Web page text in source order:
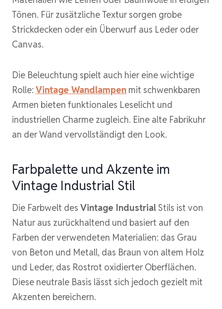
Tönen. Für zusätzliche Textur sorgen grobe
Strickdecken oder ein Überwurf aus Leder oder
Canvas.
Die Beleuchtung spielt auch hier eine wichtige
Rolle: Vintage Wandlampen mit schwenkbaren
Armen bieten funktionales Leselicht und
industriellen Charme zugleich. Eine alte Fabrikuhr
an der Wand vervollständigt den Look.
Farbpalette und Akzente im
Vintage Industrial Stil
Die Farbwelt des Vintage Industrial Stils ist von
Natur aus zurückhaltend und basiert auf den
Farben der verwendeten Materialien: das Grau
von Beton und Metall, das Braun von altem Holz
und Leder, das Rostrot oxidierter Oberflächen.
Diese neutrale Basis lässt sich jedoch gezielt mit
Akzenten bereichern.